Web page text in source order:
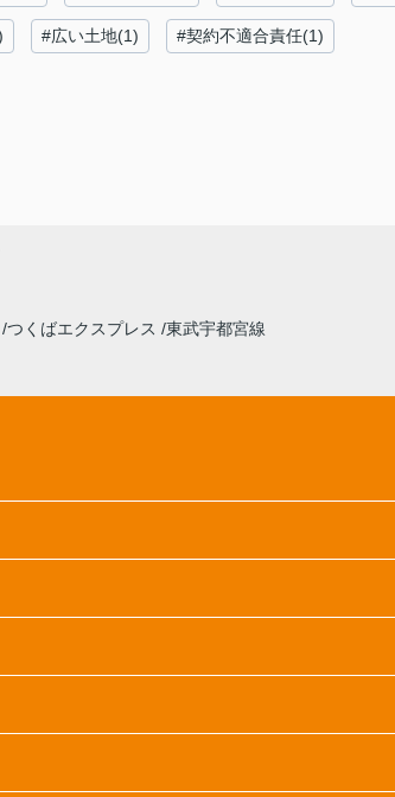
#広い土地(1) #契約不適合責任(1)
つくばエクスプレス
東武宇都宮線